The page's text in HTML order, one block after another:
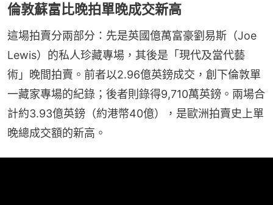
倫敦蘇富比晚拍單晚成交新高
這場拍賣分兩部分：先是英國億萬富豪劉易斯（Joe
Lewis）的私人珍藏專場，其後是「現代及當代藝
術」晚間拍賣。前者以2.96億英鎊成交，創下倫敦單
一藏家專場的紀錄；後者則錄得9,710萬英鎊。兩場合
計約3.93億英鎊（約港幣40億），是歐洲拍賣史上單
晚總成交額的新高。